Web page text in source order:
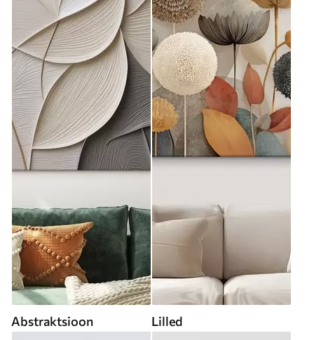
Abstraktsioon Lilled